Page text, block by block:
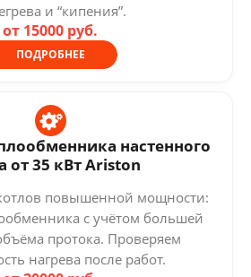
и “кипения”.
от 15000 руб.
ПОДРОБНЕЕ
настенного
от 35 кВт Ariston
повышенной мощности:
с учётом большей
протока. Проверяем
нагрева после работ.